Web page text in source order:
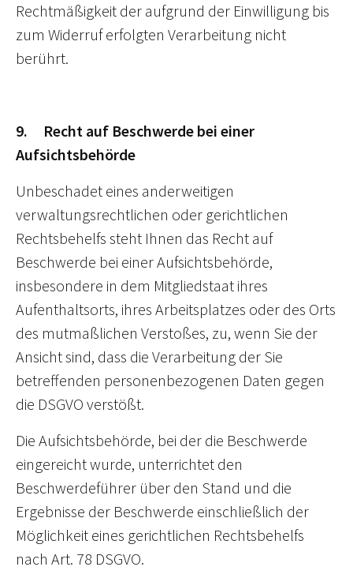
Rechtmäßigkeit der aufgrund der Einwilligung bis
zum Widerruf erfolgten Verarbeitung nicht
berührt.
9. Recht auf Beschwerde bei einer
Aufsichtsbehörde
Unbeschadet eines anderweitigen
verwaltungsrechtlichen oder gerichtlichen
Rechtsbehelfs steht Ihnen das Recht auf
Beschwerde bei einer Aufsichtsbehörde,
insbesondere in dem Mitgliedstaat ihres
Aufenthaltsorts, ihres Arbeitsplatzes oder des Orts
des mutmaßlichen Verstoßes, zu, wenn Sie der
Ansicht sind, dass die Verarbeitung der Sie
betreffenden personenbezogenen Daten gegen
die DSGVO verstößt.
Die Aufsichtsbehörde, bei der die Beschwerde
eingereicht wurde, unterrichtet den
Beschwerdeführer über den Stand und die
Ergebnisse der Beschwerde einschließlich der
Möglichkeit eines gerichtlichen Rechtsbehelfs
nach Art. 78 DSGVO.